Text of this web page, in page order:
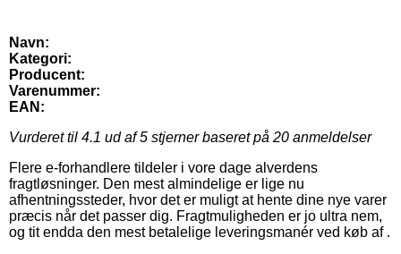
Navn:
Kategori:
Producent:
Varenummer:
EAN:
Vurderet til 4.1 ud af 5 stjerner baseret på 20 anmeldelser
Flere e-forhandlere tildeler i vore dage alverdens
fragtløsninger. Den mest almindelige er lige nu
afhentningssteder, hvor det er muligt at hente dine nye varer
præcis når det passer dig. Fragtmuligheden er jo ultra nem,
og tit endda den mest betalelige leveringsmanér ved køb af .